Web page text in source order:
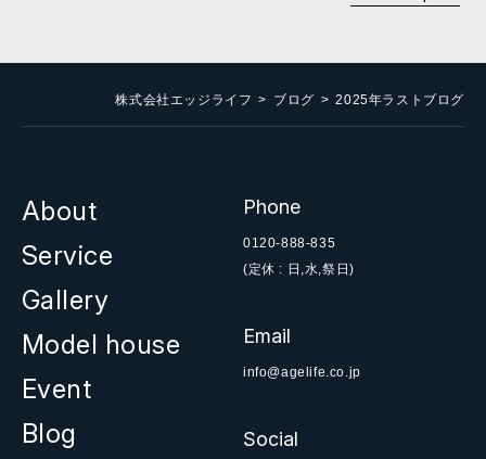
株式会社エッジライフ ブログ 2025年ラストブログ
About
Service
Gallery
Model house
Event
Blog
Phone
0120-888-835
(定休 : 日,水,祭日)
Email
info@agelife.co.jp
Social